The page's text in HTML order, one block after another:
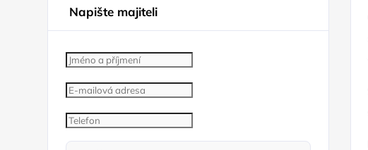
Napište majiteli